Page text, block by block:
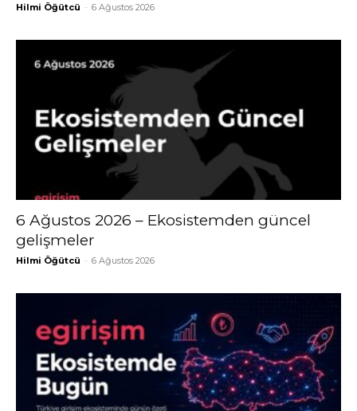
Hilmi Öğütcü - 6 Ağustos 2026
6 Ağustos 2026 – Ekosistemden güncel
gelişmeler
Hilmi Öğütcü - 6 Ağustos 2026